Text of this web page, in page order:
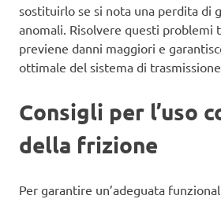
sostituirlo se si nota una perdita di
anomali. Risolvere questi problemi
previene danni maggiori e
ottimale del sistema di trasmissione.
Consigli per l’uso
della frizione
Per garantire un’adeguata